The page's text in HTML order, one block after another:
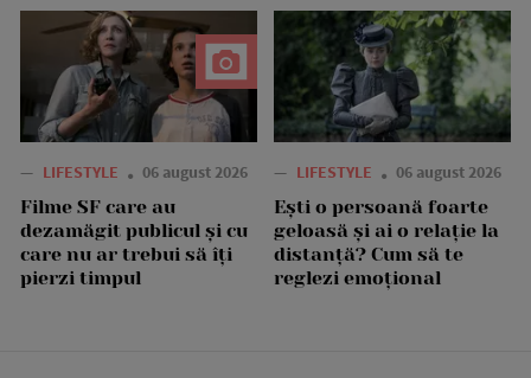
— LIFESTYLE 06 august 2026
Filme SF care au
dezamăgit publicul și cu
care nu ar trebui să îți
pierzi timpul
— LIFESTYLE 06 august 2026
Ești o persoană foarte
geloasă și ai o relație la
distanță? Cum să te
reglezi emoțional